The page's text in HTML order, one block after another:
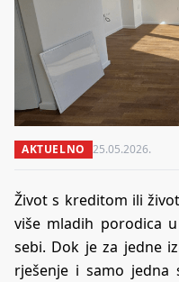
AKTUELNO 25.05.2026.
Život s kreditom ili
više mladih porodica
sebi. Dok je za jedne
rješenje i samo jedna